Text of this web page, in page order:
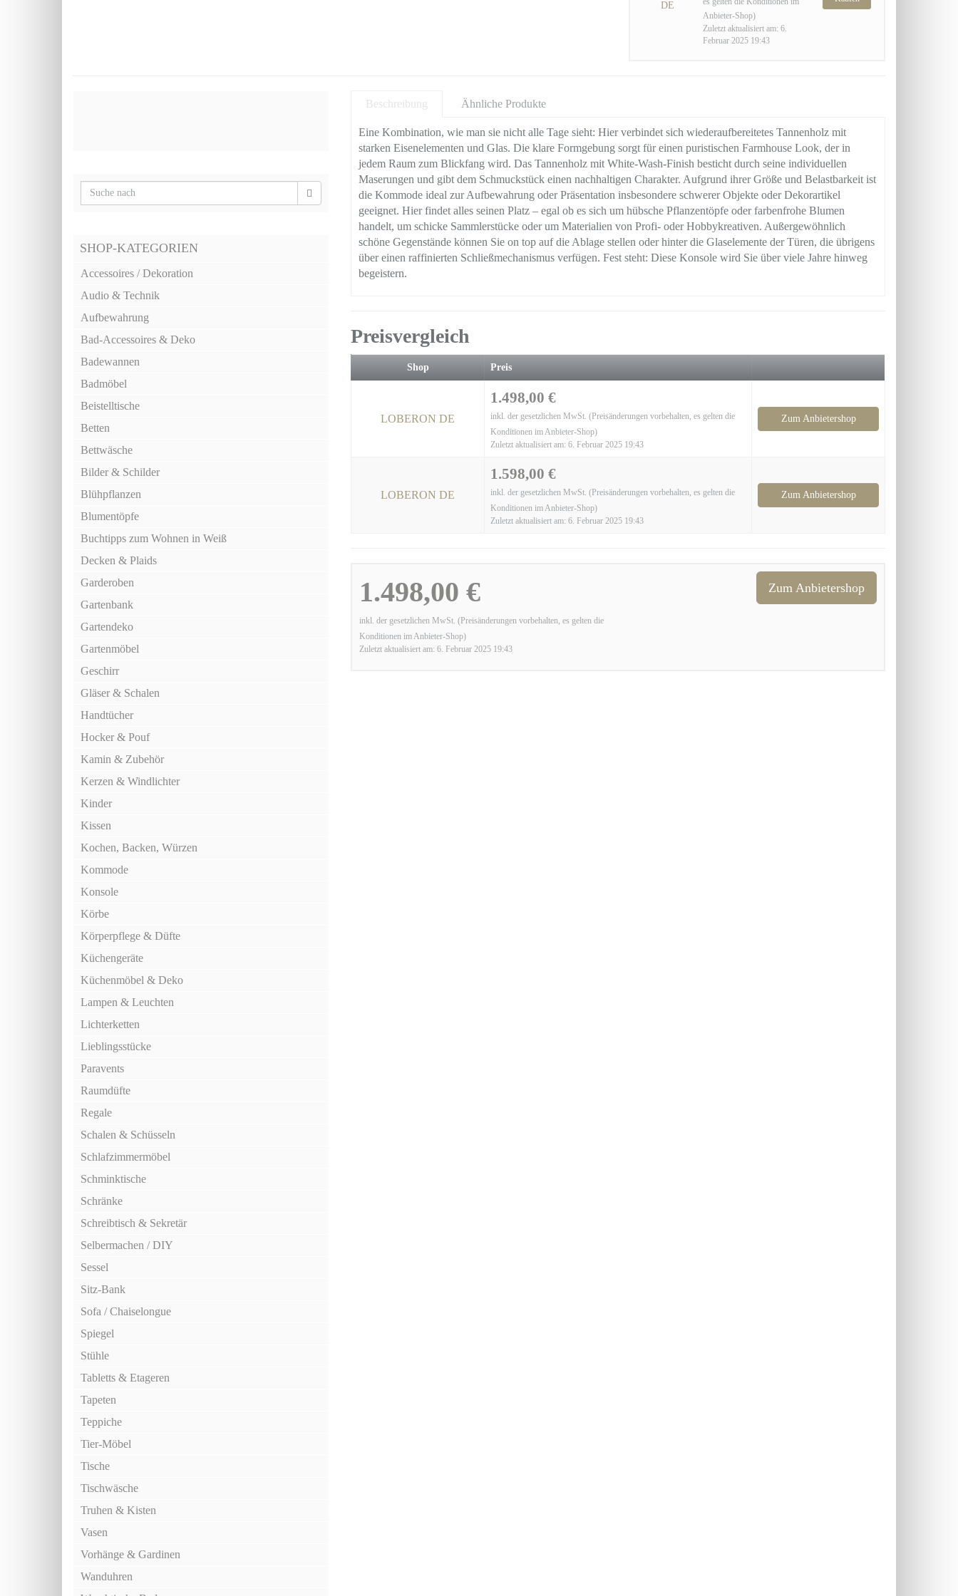
DE
Anbieter-Shop)
Zuletzt aktualisiert am: 6.
Februar 2025 19:43
Beschreibung Ähnliche Produkte
Eine Kombination, wie man sie nicht alle Tage sieht: Hier verbindet sich wiederaufbereitetes Tannenholz mit
starken Eisenelementen und Glas. Die klare Formgebung sorgt für einen puristischen Farmhouse Look, der in
jedem Raum zum Blickfang wird. Das Tannenholz mit White-Wash-Finish besticht durch seine individuellen
Maserungen und gibt dem Schmuckstück einen nachhaltigen Charakter. Aufgrund ihrer Größe und Belastbarkeit ist
die Kommode ideal zur Aufbewahrung oder Präsentation insbesondere schwerer Objekte oder Dekorartikel
geeignet. Hier findet alles seinen Platz – egal ob es sich um hübsche Pflanzentöpfe oder farbenfrohe Blumen
handelt, um schicke Sammlerstücke oder um Materialien von Profi- oder Hobbykreativen. Außergewöhnlich
schöne Gegenstände können Sie on top auf die Ablage stellen oder hinter die Glaselemente der Türen, die übrigens
über einen raffinierten Schließmechanismus verfügen. Fest steht: Diese Konsole wird Sie über viele Jahre hinweg
begeistern.
Preisvergleich
Shop Preis
LOBERON DE
1.498,00 €
inkl. der gesetzlichen MwSt. (Preisänderungen vorbehalten, es gelten die
Konditionen im Anbieter-Shop)
Zuletzt aktualisiert am: 6. Februar 2025 19:43
Zum Anbietershop
LOBERON DE
1.598,00 €
inkl. der gesetzlichen MwSt. (Preisänderungen vorbehalten, es gelten die
Konditionen im Anbieter-Shop)
Zuletzt aktualisiert am: 6. Februar 2025 19:43
Zum Anbietershop
1.498,00 €
inkl. der gesetzlichen MwSt. (Preisänderungen vorbehalten, es gelten die
Konditionen im Anbieter-Shop)
Zuletzt aktualisiert am: 6. Februar 2025 19:43
Zum Anbietershop
SHOP-KATEGORIEN
Accessoires / Dekoration
Audio & Technik
Aufbewahrung
Bad-Accessoires & Deko
Badewannen
Badmöbel
Beistelltische
Betten
Bettwäsche
Bilder & Schilder
Blühpflanzen
Blumentöpfe
Buchtipps zum Wohnen in Weiß
Decken & Plaids
Garderoben
Gartenbank
Gartendeko
Gartenmöbel
Geschirr
Gläser & Schalen
Handtücher
Hocker & Pouf
Kamin & Zubehör
Kerzen & Windlichter
Kinder
Kissen
Kochen, Backen, Würzen
Kommode
Konsole
Körbe
Körperpflege & Düfte
Küchengeräte
Küchenmöbel & Deko
Lampen & Leuchten
Lichterketten
Lieblingsstücke
Paravents
Raumdüfte
Regale
Schalen & Schüsseln
Schlafzimmermöbel
Schminktische
Schränke
Schreibtisch & Sekretär
Selbermachen / DIY
Sessel
Sitz-Bank
Sofa / Chaiselongue
Spiegel
Stühle
Tabletts & Etageren
Tapeten
Teppiche
Tier-Möbel
Tische
Tischwäsche
Truhen & Kisten
Vasen
Vorhänge & Gardinen
Wanduhren